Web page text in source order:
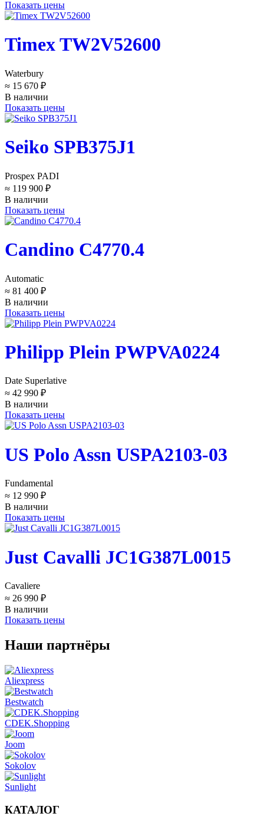
Показать цены
Timex TW2V52600
Waterbury
≈ 15 670 ₽
В наличии
Показать цены
Seiko SPB375J1
Prospex PADI
≈ 119 900 ₽
В наличии
Показать цены
Candino C4770.4
Automatic
≈ 81 400 ₽
В наличии
Показать цены
Philipp Plein PWPVA0224
Date Superlative
≈ 42 990 ₽
В наличии
Показать цены
US Polo Assn USPA2103-03
Fundamental
≈ 12 990 ₽
В наличии
Показать цены
Just Cavalli JC1G387L0015
Cavaliere
≈ 26 990 ₽
В наличии
Показать цены
Наши партнёры
Aliexpress
Bestwatch
CDEK.Shopping
Joom
Sokolov
Sunlight
КАТАЛОГ